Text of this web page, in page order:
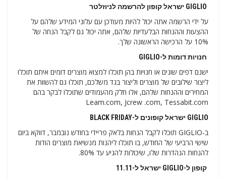
על ידי הרשמה אתה יכול להיות מעודכן עם עלוני המידע שלהם על
ההצעות וההנחות הבלעדיות שלהם, אתה יכול גם לקבל הנחה של
10% על הרכישה הראשונה שלך.
חנויות דומות ל-GIGLIO
ישנם דפים שונים או חנויות בהן תוכלו למצוא מוצרים דומים איתם תוכלו
ליצור שילובים של מוצרים וליצור בגד משלכם, תוכלו גם להשוות את
המחירים וההנחות שלהם, אלו חלק מהעמודים שתוכלו לבקר בהם
Leam.com, Jcrew .com, Tessabit.com
GIGLIO ישראל קופונים ל-BLACK FRIDAY
ב-GIGLIO תוכלו לקבל הנחות בלאק פריידי בחודש נובמבר, דווקא ביום
שישי הרביעי של החודש, בו תוכלו ליהנות מנשיאת מוצרים הודות
להנחות הנהדרות שלו, שיכולות להגיע עד 80%.
קופון ל-GIGLIO ישראל ל-11.11